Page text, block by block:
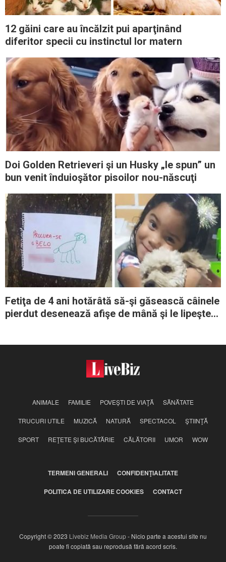
12 găini care au încălzit pui aparţinând
diferitor specii cu instinctul lor matern
Doi Golden Retrieveri şi un Husky „le spun” un
bun venit înduioşător pisoilor nou-născuţi
Fetiţa de 4 ani hotărâtă să-şi găsească câinele
pierdut desenează afişe de mână şi le lipeşte
ANIMALE FAMILIE POVEŞTI DE VIAŢĂ SĂNĂTATE
TRUCURI UTILE MUZICĂ NATURĂ SPECTACOL ŞTIINŢĂ
SPORT REŢETE ŞI BUCĂTĂRIE CĂLĂTORII UMOR WOW
TERMENI GENERALI CONFIDENŢIALITATE
POLITICA DE UTILIZARE COOKIES CONTACT
Copyright © 2023 Livebiz Media Group- Nicio parte a acestui site nu
poate fi copiată sau reprodusă fără acord scris.